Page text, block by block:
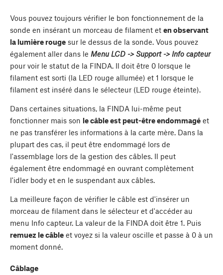
Vous pouvez toujours vérifier le bon fonctionnement de la
sonde en insérant un morceau de filament et en observant
la lumière rouge sur le dessus de la sonde. Vous pouvez
également aller dans le Menu LCD -> Support -> Info capteur
pour voir le statut de la FINDA. Il doit être 0 lorsque le
filament est sorti (la LED rouge allumée) et 1 lorsque le
filament est inséré dans le sélecteur (LED rouge éteinte).
Dans certaines situations, la FINDA lui-même peut
fonctionner mais son le câble est peut-être endommagé et
ne pas transférer les informations à la carte mère. Dans la
plupart des cas, il peut être endommagé lors de
l'assemblage lors de la gestion des câbles. Il peut
également être endommagé en ouvrant complètement
l'idler body et en le suspendant aux câbles.
La meilleure façon de vérifier le câble est d'insérer un
morceau de filament dans le sélecteur et d'accéder au
menu Info capteur. La valeur de la FINDA doit être 1. Puis
remuez le câble et voyez si la valeur oscille et passe à 0 à un
moment donné.
Câblage